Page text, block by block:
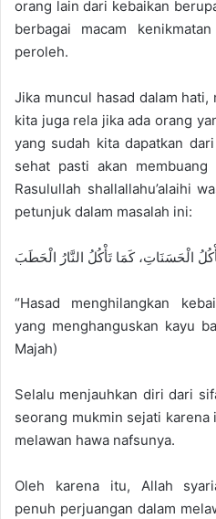
orang lain dari kebaikan
berbagai macam
peroleh.
Jika muncul hasad dalam hati,
kita juga rela jika ada orang
yang sudah kita dapatkan
sehat pasti akan
Rasulullah shallallahu’alaihi
petunjuk dalam masalah ini:
الْحَسَنَاتِ، كَمَا تَأْكُلُ النَّارُ الْحَطَبَ
“Hasad menghilangkan
yang menghanguskan kayu
Majah)
Selalu menjauhkan diri dari
seorang mukmin sejati karena
melawan hawa nafsunya.
Oleh karena itu, Allah
penuh perjuangan dalam